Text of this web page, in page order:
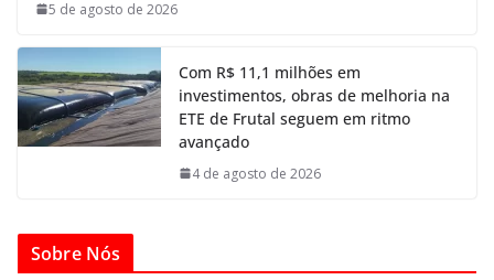
5 de agosto de 2026
Com R$ 11,1 milhões em
investimentos, obras de melhoria na
ETE de Frutal seguem em ritmo
avançado
4 de agosto de 2026
Sobre Nós